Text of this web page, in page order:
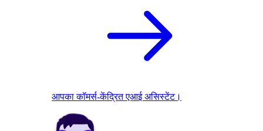
आपका कॉमर्स-केंद्रित एआई असिस्टेंट।